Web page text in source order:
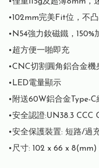
•僅重115g及超薄8mm
•102mm完美Fit位，不
•N54強力釹磁鐵，150%
•超方便一啪即充
•CNC切割圓角鋁合金機
•LED電量顯示
•附送60W鋁合金Type-C
•安全認證:UN38.3 CCC
•安全保護裝置: 短路/過
•尺寸: 102 x 66 x 8(mm)